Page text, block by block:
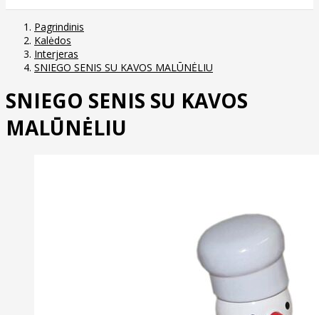
Pagrindinis
Kalėdos
Interjeras
SNIEGO SENIS SU KAVOS MALŪNĖLIU
SNIEGO SENIS SU KAVOS
MALŪNĖLIU